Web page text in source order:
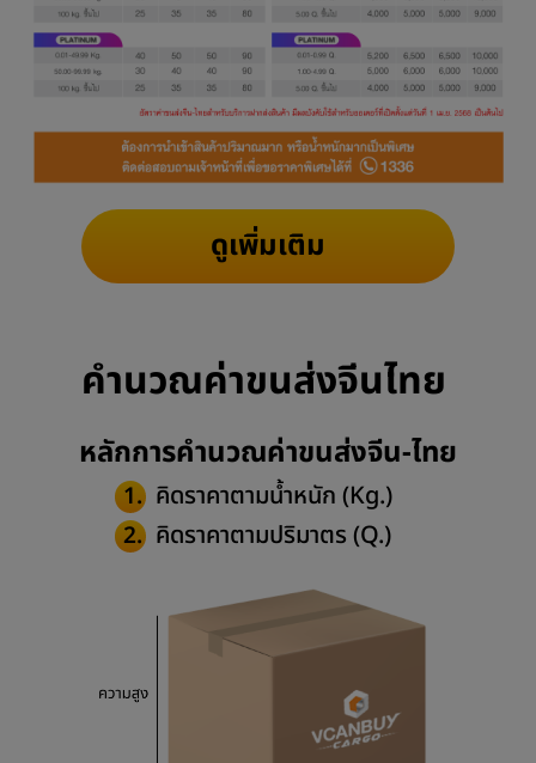
ดูเพิ่มเติม
คำนวณค่าขนส่งจีนไทย
หลักการคำนวณค่าขนส่งจีน-ไทย
1. คิดราคาตามน้ำหนัก (Kg.)
2. คิดราคาตามปริมาตร (Q.)